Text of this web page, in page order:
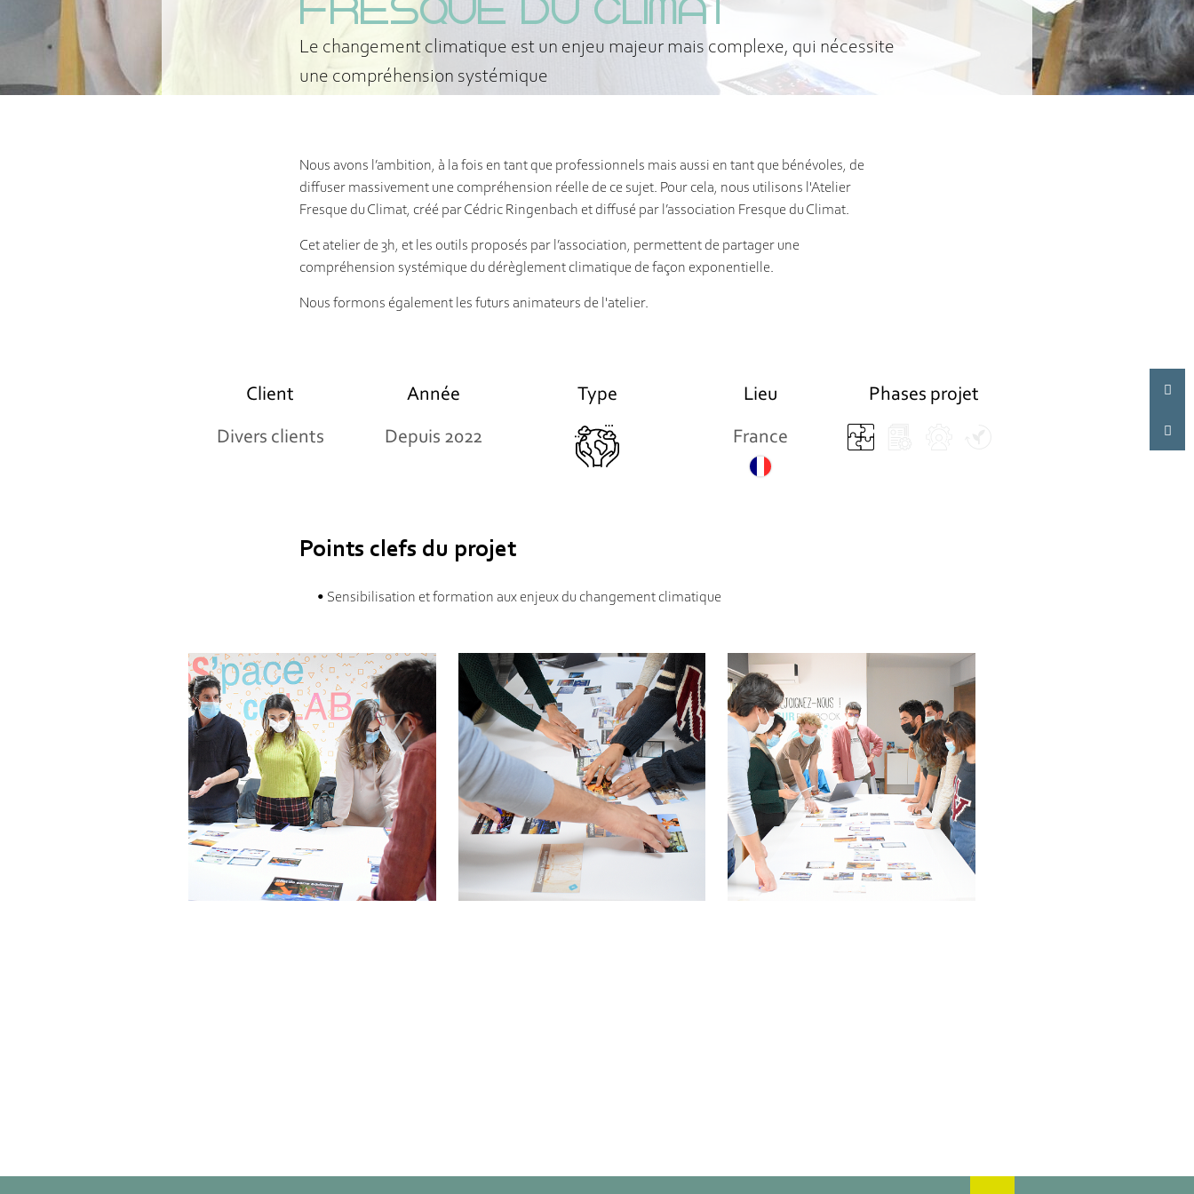
FRESQUE DU CLIMAT
Le changement climatique est un enjeu majeur mais complexe, qui nécessite
une compréhension systémique
Nous avons l’ambition, à la fois en tant que professionnels mais aussi en tant que bénévoles, de
diffuser massivement une compréhension réelle de ce sujet. Pour cela, nous utilisons l'Atelier
Fresque du Climat, créé par Cédric Ringenbach et diffusé par l’association Fresque du Climat.
Cet atelier de 3h, et les outils proposés par l’association, permettent de partager une
compréhension systémique du dérèglement climatique de façon exponentielle.
Nous formons également les futurs animateurs de l'atelier.
Client
Divers clients
Année
Depuis 2022
Type Lieu
France
Phases projet
Points clefs du projet
• Sensibilisation et formation aux enjeux du changement climatique